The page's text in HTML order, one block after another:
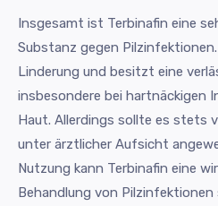
Insgesamt ist Terbinafin eine
Substanz gegen
Linderung und besitzt eine
insbesondere bei hartnäckigen
Haut. Allerdings sollte es stets
unter ärztlicher Aufsicht
Nutzung kann Terbinafin eine
Behandlung von